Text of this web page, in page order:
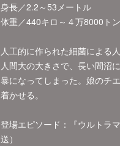
身長／2.2～53メートル
体重／440キロ～４万8000トン
人工的に作られた細菌による
人間大の大きさで、長い間沼
暴になってしまった。娘のチ
着かせる。
登場エピソード：『ウルトラ
送）